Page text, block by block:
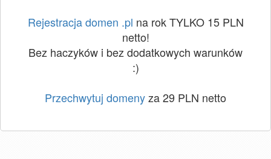
Rejestracja domen .pl na rok TYLKO 15 PLN
netto!
Bez haczyków i bez dodatkowych warunków
:)
Przechwytuj domenyza 29 PLN netto